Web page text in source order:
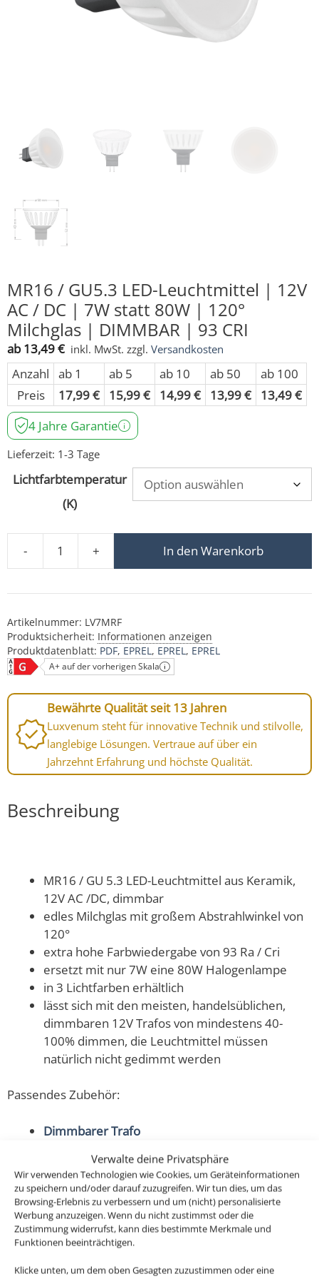
Verwalte deine Privatsphäre
Wir verwenden Technologien wie Cookies, um Geräteinformationen
zu speichern und/oder darauf zuzugreifen. Wir tun dies, um das
Browsing-Erlebnis zu verbessern und um (nicht) personalisierte
Werbung anzuzeigen. Wenn du nicht zustimmst oder die
Zustimmung widerrufst, kann dies bestimmte Merkmale und
Funktionen beeinträchtigen.
Klicke unten, um dem oben Gesagten zuzustimmen oder eine
MR16 / GU5.3 LED-Leuchtmittel | 12V
AC / DC | 7W statt 80W | 120°
Milchglas | DIMMBAR | 93 CRI
ab13,49€ inkl. MwSt. zzgl. Versandkosten
Anzahl ab 1 ab 5 ab 10 ab 50
ab 100
Preis
17,99€ 15,99€ 14,99€ 13,99€ 13,49€
4 Jahre Garantie
Lieferzeit: 1-3 Tage
Lichtfarbtemperatur
(K)
-
MR16 / GU5.3 LED-Leuchtmittel | 12V AC / DC | 7W
+ In den Warenkorb
Artikelnummer: LV7MRF
Produktsicherheit: Informationen anzeigen
Produktdatenblatt: PDF EPREL EPREL EPREL
A+ auf der vorherigen Skala
Bewährte Qualität seit 13 Jahren
Luxvenum steht für innovative Technik und stilvolle,
langlebige Lösungen. Vertraue auf über ein
Jahrzehnt Erfahrung und höchste Qualität.
Beschreibung
MR16 / GU 5.3 LED-Leuchtmittel aus Keramik,
12V AC /DC, dimmbar
edles Milchglas mit großem Abstrahlwinkel von
120°
extra hohe Farbwiedergabe von 93 Ra / Cri
ersetzt mit nur 7W eine 80W Halogenlampe
in 3 Lichtfarben erhältlich
lässt sich mit den meisten, handelsüblichen,
dimmbaren 12V Trafos von mindestens 40-
100% dimmen, die Leuchtmittel müssen
natürlich nicht gedimmt werden
Passendes Zubehör:
Dimmbarer Trafo
Sie sind nicht nur extrem hell, sondern erzeugen auch
ein helles und sehr angenehmes Licht für
deine Wohnräume und das mit 80-90% weniger
Energieverbrauch im Gegensatz zu den alten
Halogenlampen.
Passen in alle Luxvenum Einbaurahmen und alle